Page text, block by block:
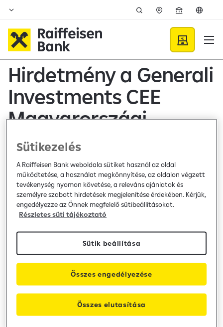
Ugrás a fő tartalomhoz
Közzétételek - Raiffeisen
Hirdetmény a Generali
Investments CEE
Magyarországi
Fióktelepe által kezelt
nyilvános, nyíltvégű
befektetési alapjainak
kiemelt befektetői
információiról (KID)
Bank közzététel / 2025. október 17.
Sütikezelés
A Raiffeisen Bank weboldala sütiket használ az oldal
működtetése, a használat megkönnyítése, az oldalon végzett
tevékenység nyomon követése, a releváns ajánlatok és
személyre szabott hirdetések megjelenítése érdekében. Kérjük,
engedélyezze az Önnek megfelelő sütibeállításokat.
Részletes süti tájékoztató
Sütik beállítása
Összes elutasítása
Összes engedélyezése